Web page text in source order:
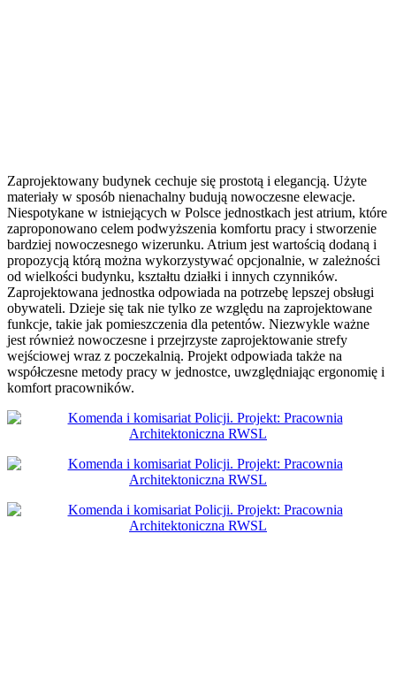
Zaprojektowany budynek cechuje się prostotą i elegancją. Użyte
materiały w sposób nienachalny budują nowoczesne elewacje.
Niespotykane w istniejących w Polsce jednostkach jest atrium, które
zaproponowano celem podwyższenia komfortu pracy i stworzenie
bardziej nowoczesnego wizerunku. Atrium jest wartością dodaną i
propozycją którą można wykorzystywać opcjonalnie, w zależności
od wielkości budynku, kształtu działki i innych czynników.
Zaprojektowana jednostka odpowiada na potrzebę lepszej obsługi
obywateli. Dzieje się tak nie tylko ze względu na zaprojektowane
funkcje, takie jak pomieszczenia dla petentów. Niezwykle ważne
jest również nowoczesne i przejrzyste zaprojektowanie strefy
wejściowej wraz z poczekalnią. Projekt odpowiada także na
współczesne metody pracy w jednostce, uwzględniając ergonomię i
komfort pracowników.